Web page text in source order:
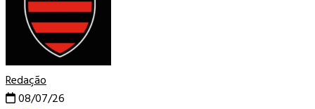
Redação
08/07/26